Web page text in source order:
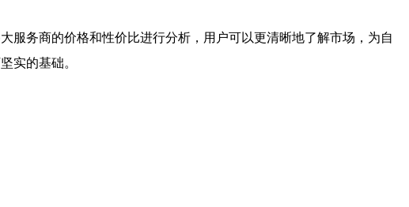
服务商的价格和性价比进行分析，用户可以更清晰地了解市场，为自
实的基础。